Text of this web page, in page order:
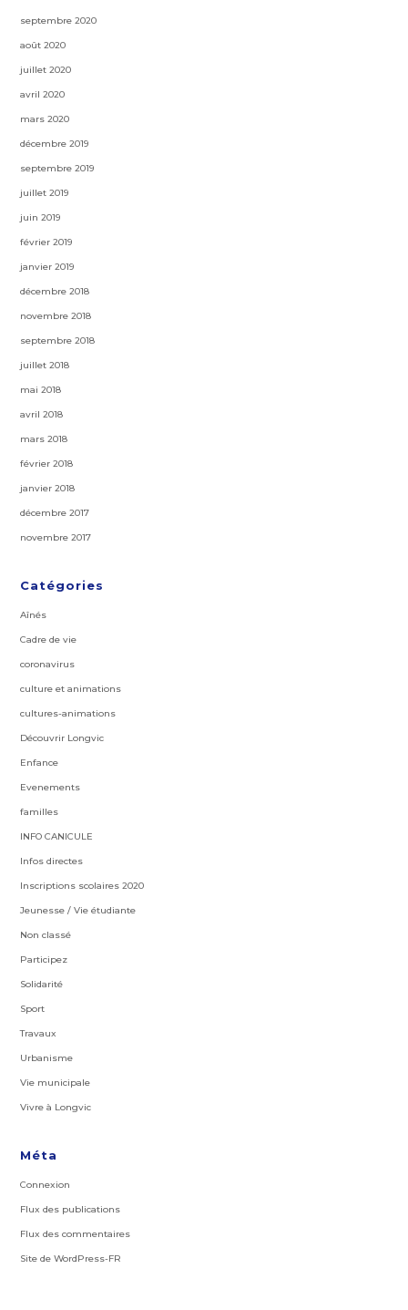
septembre 2020
août 2020
juillet 2020
avril 2020
mars 2020
décembre 2019
septembre 2019
juillet 2019
juin 2019
février 2019
janvier 2019
décembre 2018
novembre 2018
septembre 2018
juillet 2018
mai 2018
avril 2018
mars 2018
février 2018
janvier 2018
décembre 2017
novembre 2017
Catégories
Aînés
Cadre de vie
coronavirus
culture et animations
cultures-animations
Découvrir Longvic
Enfance
Evenements
familles
INFO CANICULE
Infos directes
Inscriptions scolaires 2020
Jeunesse / Vie étudiante
Non classé
Participez
Solidarité
Sport
Travaux
Urbanisme
Vie municipale
Vivre à Longvic
Méta
Connexion
Flux des publications
Flux des commentaires
Site de WordPress-FR